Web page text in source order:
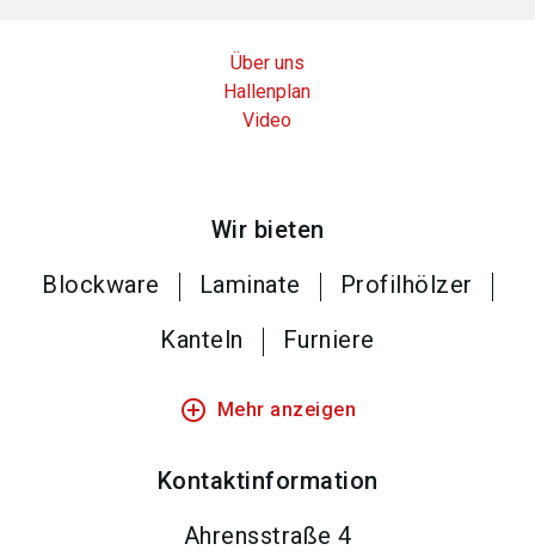
Über uns
Hallenplan
Video
Wir bieten
Blockware
Laminate
Profilhölzer
Kanteln
Furniere
add_circle_outline Mehr anzeigen
Kontaktinformation
Ahrensstraße 4